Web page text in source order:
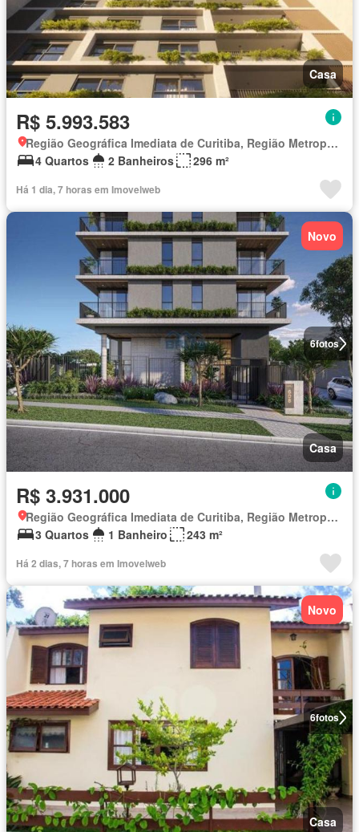
Casa
R$ 5.993.583
Região Geográfica Imediata de Curitiba, Região Metropolitana de Curitiba
4 Quartos
2 Banheiros 296 m²
Há 1 dia, 7 horas em Imovelweb
6fotos
Novo
Casa
R$ 3.931.000
Região Geográfica Imediata de Curitiba, Região Metropolitana de Curitiba
3 Quartos
1 Banheiro 243 m²
Há 2 dias, 7 horas em Imovelweb
6fotos
Novo
Casa